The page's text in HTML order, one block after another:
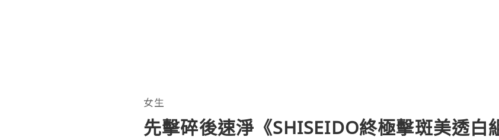
女生
先擊碎後速淨《SHISEIDO終極擊斑美透白